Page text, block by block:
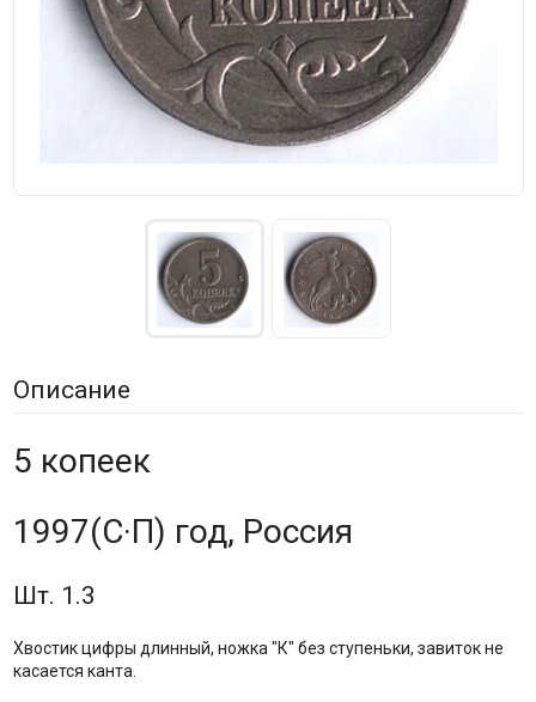
Описание
5 копеек
1997(С·П) год, Россия
Шт. 1.3
Хвостик цифры длинный, ножка "К" без ступеньки, завиток не
касается канта.